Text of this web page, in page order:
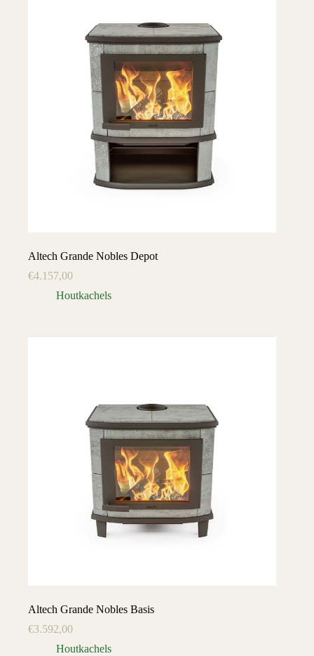
Altech Grande Nobles Depot
€4.157,00
Houtkachels
Altech Grande Nobles Basis
€3.592,00
Houtkachels